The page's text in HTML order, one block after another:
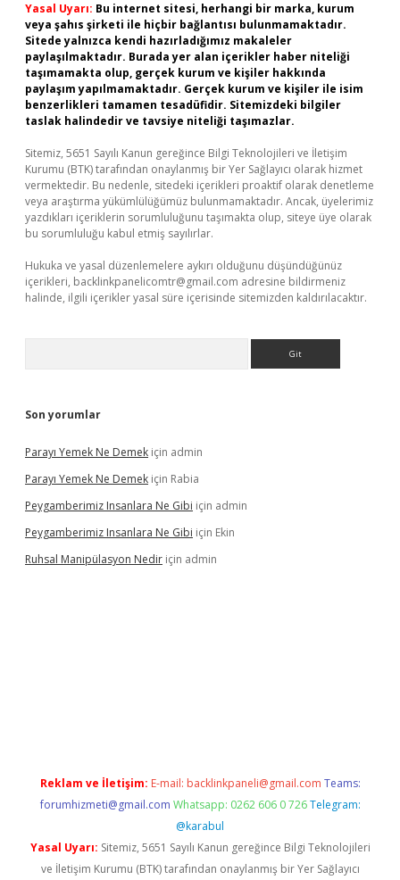
Yasal Uyarı: Bu internet sitesi, herhangi bir marka, kurum
veya şahıs şirketi ile hiçbir bağlantısı bulunmamaktadır.
Sitede yalnızca kendi hazırladığımız makaleler
paylaşılmaktadır. Burada yer alan içerikler haber niteliği
taşımamakta olup, gerçek kurum ve kişiler hakkında
paylaşım yapılmamaktadır. Gerçek kurum ve kişiler ile isim
benzerlikleri tamamen tesadüfidir. Sitemizdeki bilgiler
taslak halindedir ve tavsiye niteliği taşımazlar.
Sitemiz, 5651 Sayılı Kanun gereğince Bilgi Teknolojileri ve İletişim
Kurumu (BTK) tarafından onaylanmış bir Yer Sağlayıcı olarak hizmet
vermektedir. Bu nedenle, sitedeki içerikleri proaktif olarak denetleme
veya araştırma yükümlülüğümüz bulunmamaktadır. Ancak, üyelerimiz
yazdıkları içeriklerin sorumluluğunu taşımakta olup, siteye üye olarak
bu sorumluluğu kabul etmiş sayılırlar.
Hukuka ve yasal düzenlemelere aykırı olduğunu düşündüğünüz
içerikleri, backlinkpanelicomtr@gmail.com adresine bildirmeniz
halinde, ilgili içerikler yasal süre içerisinde sitemizden kaldırılacaktır.
Son yorumlar
Parayı Yemek Ne Demek için admin
Parayı Yemek Ne Demek için Rabia
Peygamberimiz Insanlara Ne Gibi için admin
Peygamberimiz Insanlara Ne Gibi için Ekin
Ruhsal Manipülasyon Nedir için admin
Reklam ve İletişim: E-mail: backlinkpaneli@gmail.com Teams:
forumhizmeti@gmail.com Whatsapp: 0262 606 0 726 Telegram:
@karabul
Yasal Uyarı: Sitemiz, 5651 Sayılı Kanun gereğince Bilgi Teknolojileri
ve İletişim Kurumu (BTK) tarafından onaylanmış bir Yer Sağlayıcı